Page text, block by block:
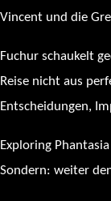
Vincent und die
Fuchur schaukelt
Reise nicht aus
Entscheidungen,
Exploring
Sondern: weiter